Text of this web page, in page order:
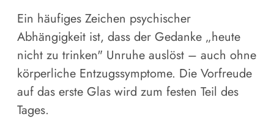
Ein häufiges Zeichen psychischer
Abhängigkeit ist, dass der Gedanke „heute
nicht zu trinken" Unruhe auslöst – auch ohne
körperliche Entzugssymptome. Die Vorfreude
auf das erste Glas wird zum festen Teil des
Tages.